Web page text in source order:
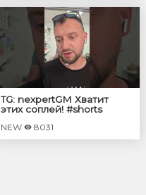
TG: nexpertGM Хватит
этих соплей! #shorts
#георгиймедведев #авто
NEW 8031